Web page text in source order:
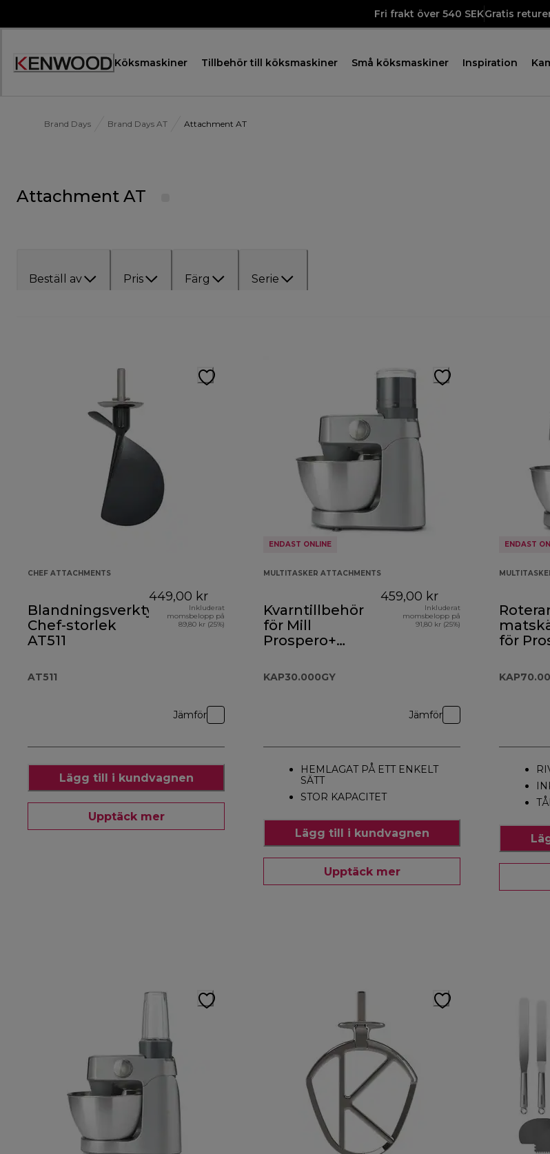
Fri frakt över 540 SEKGratis
Accessibility
Köksmaskiner Tillbehör till köksmaskiner Små köksmaskiner Inspiration
Brand Days Brand Days AT Attachment AT
Attachment AT
Beställ av Pris Färg Serie
CHEF ATTACHMENTS
Blandningsverktyg
Chef-storlek
AT511
AT511
449,00 kr
Inkluderat
momsbelopp på
89,80 kr (25%)
Jämför
Lägg till i kundvagnen
Upptäck mer
ENDAST ONLINE
MULTITASKER ATTACHMENTS
Kvarntillbehör
för Mill
Prospero+
KAP30.000GY
459,00 kr
Inkluderat
momsbelopp på
91,80 kr (25%)
Jämför
HEMLAGAT PÅ ETT ENKELT
SÄTT
STOR KAPACITET
Lägg till i kundvagnen
Upptäck mer
ENDAST
för